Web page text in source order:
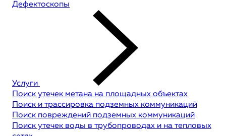
Дефектоскопы
Услуги
Поиск утечек метана на площадных объектах
Поиск и трассировка подземных коммуникаций
Поиск повреждений подземных коммуникаций
Поиск утечек воды в трубопроводах и на тепловых